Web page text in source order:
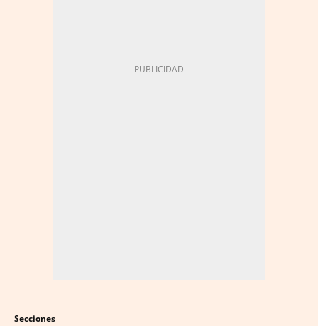
Secciones